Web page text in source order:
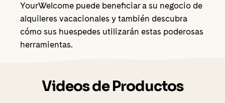
YourWelcome puede beneficiar a su negocio de
alquileres vacacionales y también descubra
cómo sus huespedes utilizarán estas poderosas
herramientas.
Videos de Productos